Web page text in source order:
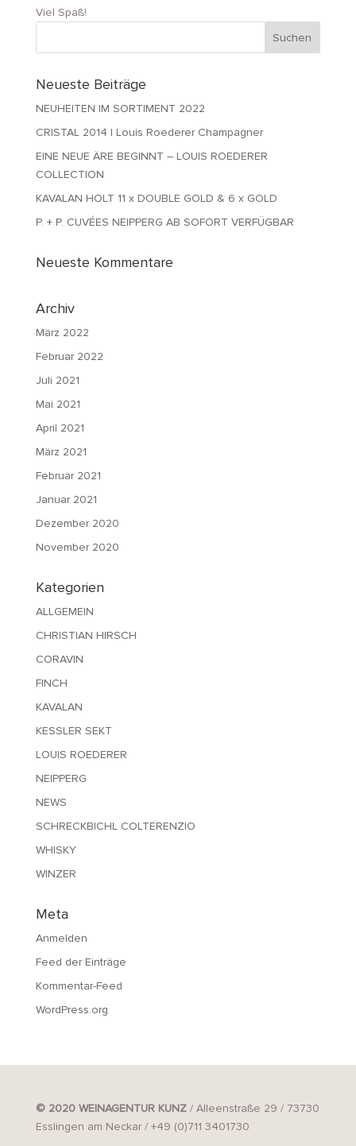
Viel Spaß!
Neueste Beiträge
NEUHEITEN IM SORTIMENT 2022
CRISTAL 2014 | Louis Roederer Champagner
EINE NEUE ÄRE BEGINNT – LOUIS ROEDERER
COLLECTION
KAVALAN HOLT 11 x DOUBLE GOLD & 6 x GOLD
P. + P. CUVÉES NEIPPERG AB SOFORT VERFÜGBAR
Neueste Kommentare
Archiv
März 2022
Februar 2022
Juli 2021
Mai 2021
April 2021
März 2021
Februar 2021
Januar 2021
Dezember 2020
November 2020
Kategorien
ALLGEMEIN
CHRISTIAN HIRSCH
CORAVIN
FINCH
KAVALAN
KESSLER SEKT
LOUIS ROEDERER
NEIPPERG
NEWS
SCHRECKBICHL COLTERENZIO
WHISKY
WINZER
Meta
Anmelden
Feed der Einträge
Kommentar-Feed
WordPress.org
© 2020 WEINAGENTUR KUNZ/ Alleenstraße 29 / 73730
Esslingen am Neckar / +49 (0)711 3401730